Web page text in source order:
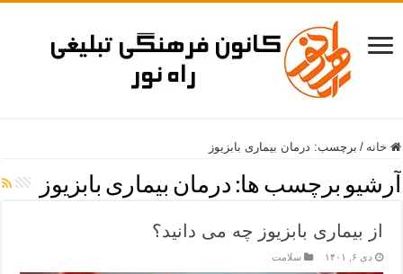
خانه / برچسب: درمان بیماری بابزیوز
آرشیو برچسب ها: درمان بیماری بابزیوز
از بیماری بابزیوز چه می دانید؟
دی ۶, ۱۴۰۱ سلامت